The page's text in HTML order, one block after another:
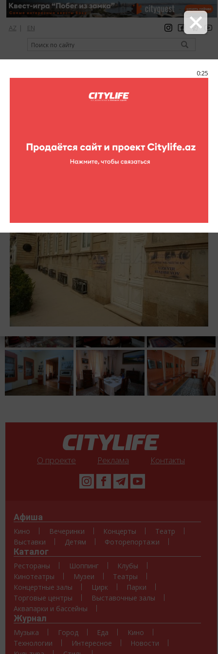
0:25
AZ | EN
регистрация вход Citylife Magazine
Дом-музей Узеира Гаджибекова
О проекте Реклама Контакты
Афиша
Кино Вечеринки Концерты
Театр
Выставки
Детям Фоторепортажи
Каталог
Рестораны Шоппинг
Клубы
Кинотеатры
Музеи
Театры
Концертные залы
Цирк
Парки
Торговые центры
Выставочные залы
Аквапарки и бассейны
Журнал
Музыка Город Еда
Кино
Технологии
Интересное
Новости